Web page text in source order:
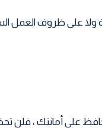
ولا على ظروف العمل
على أمانتك ، فلن